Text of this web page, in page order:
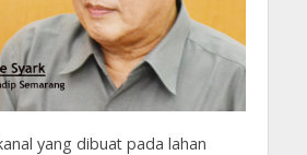
yang dibuat pada lahan